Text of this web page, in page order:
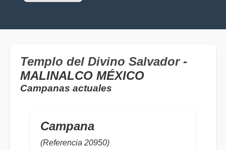
Templo del Divino Salvador-
MALINALCO MÉXICO
Campanas actuales
Campana
(Referencia 20950)